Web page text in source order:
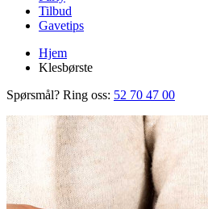
Tilbud
Gavetips
Hjem
Klesbørste
Spørsmål? Ring oss: 52 70 47 00